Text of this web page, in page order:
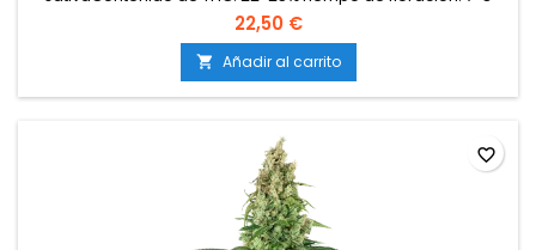
semanas en interiorCosecha en exterior: Finales de
septiembreProducción en interior: hasta 500
g/m²Producción en exterior: más de 600 g/plantaAltura: 90-
130 cm en interior; hasta 200 cm en exteriorAromas y
sabores:...
22,50 €
 Añadir al carrito
favorite_border